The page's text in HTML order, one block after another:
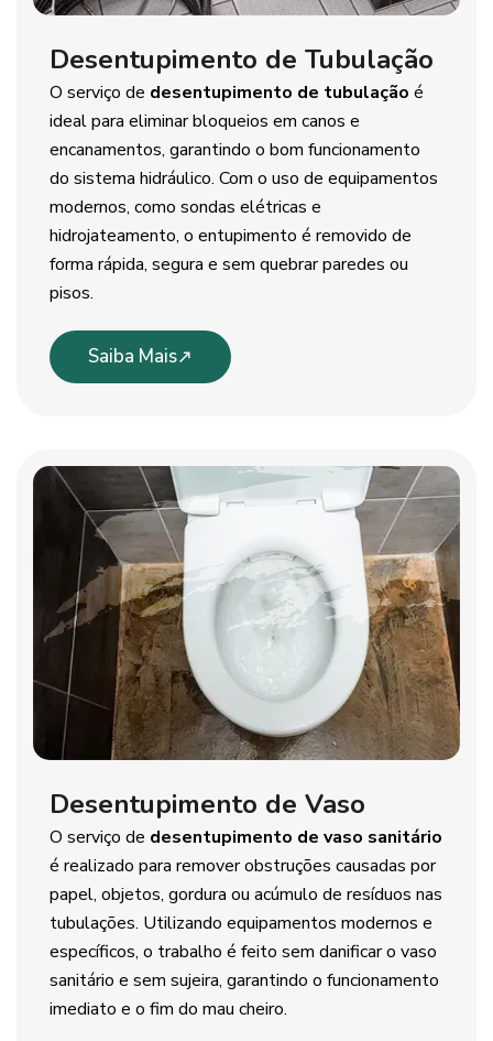
Desentupimento de Tubulação
O serviço de desentupimento de tubulação é
ideal para eliminar bloqueios em canos e
encanamentos, garantindo o bom funcionamento
do sistema hidráulico. Com o uso de equipamentos
modernos, como sondas elétricas e
hidrojateamento, o entupimento é removido de
forma rápida, segura e sem quebrar paredes ou
pisos.
Saiba Mais
Desentupimento de Vaso
O serviço de desentupimento de vaso sanitário
é realizado para remover obstruções causadas por
papel, objetos, gordura ou acúmulo de resíduos nas
tubulações. Utilizando equipamentos modernos e
específicos, o trabalho é feito sem danificar o vaso
sanitário e sem sujeira, garantindo o funcionamento
imediato e o fim do mau cheiro.